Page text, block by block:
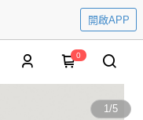
開啟APP
0
1/5